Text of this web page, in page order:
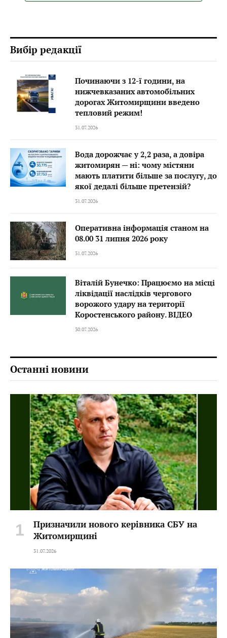
Вибір редакції
Починаючи з 12-ї години, на
нижчевказаних автомобільних
дорогах Житомирщини введено
тепловий режим!
31.07.2026
Вода дорожчає у 2,2 раза, а довіра
житомирян — ні: чому містяни
мають платити більше за послугу, до
якої дедалі більше претензій?
31.07.2026
Оперативна інформація станом на
08.00 31 липня 2026 року
31.07.2026
Віталій Бунечко: Працюємо на місці
ліквідації наслідків чергового
ворожого удару на території
Коростенського району. ВІДЕО
30.07.2026
Останні новини
Призначили нового керівника СБУ на
Житомирщині
31.07.2026